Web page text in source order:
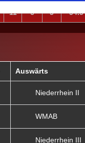
11 6 5 54.5
Auswärts
Niederrhein II
WMAB
Niederrhein III